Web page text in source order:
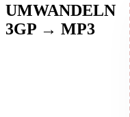
UMWANDELN
3GP → MP3